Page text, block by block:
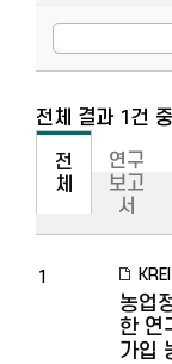
전체 결과 1건
전
체
연구
보고
서
1
농업
한 연
가입